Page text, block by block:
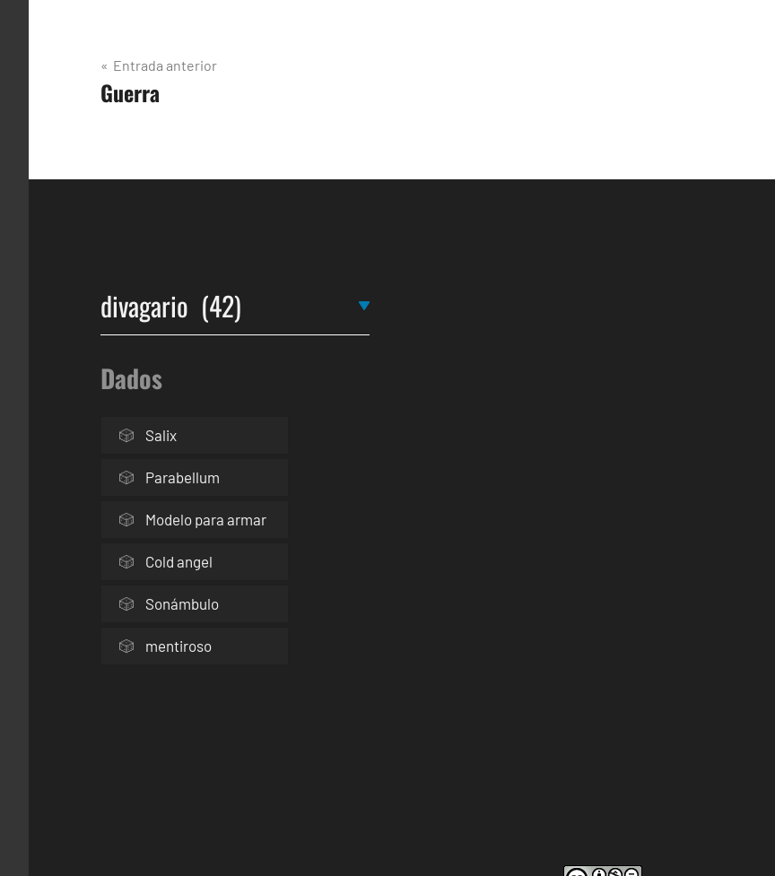
Navegación
de
Entrada anterior
Guerra
Dados
Salix
Parabellum
Modelo para armar
Cold angel
Sonámbulo
mentiroso